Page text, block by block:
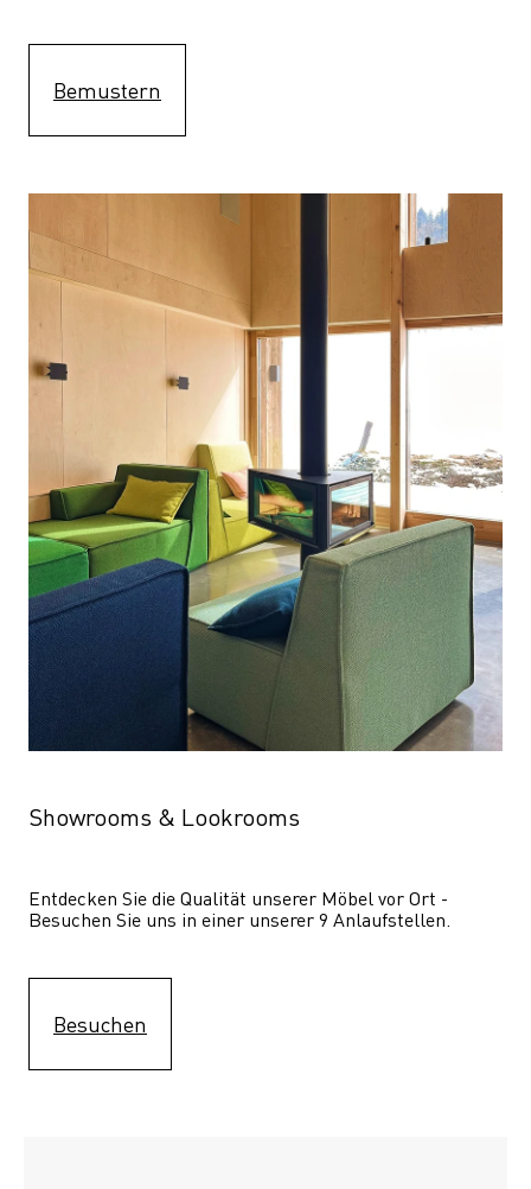
Bemustern
Showrooms & Lookrooms
Entdecken Sie die Qualität unserer Möbel vor Ort -
Besuchen Sie uns in einer unserer 9 Anlaufstellen.
Besuchen